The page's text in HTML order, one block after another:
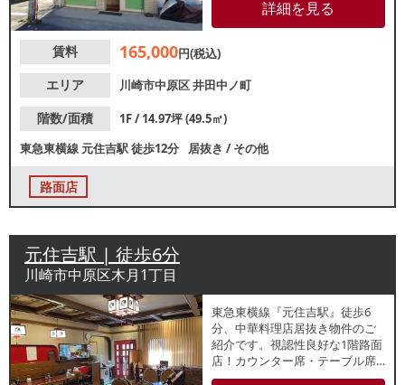
もございます（店舗専用ではあ
すので、居抜き引き渡しご希望
い。
詳細を見る
賃料 165,000円(税込)
エリア
川崎市中原区井田中ノ町
階数/面積
1F / 14.97坪 (49.5㎡)
東急東横線元住吉駅徒歩12分 居抜き /その他
路面店
元住吉駅 | 徒歩6分
川崎市中原区木月1丁目
東急東横線『元住吉駅』徒歩6
分、中華料理店居抜き物件のご
紹介です。視認性良好な1階路面
店！カウンター席・テーブル席
のレイアウトで、お一人様から